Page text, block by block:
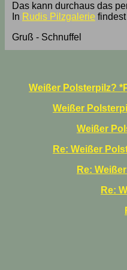
Das kann durchaus das
In Rudis Pilzgalerie
Gruß - Schnuffel
Weißer Polsterpilz?
Weißer
Weißer
Re: Weißer
Re:
Re: